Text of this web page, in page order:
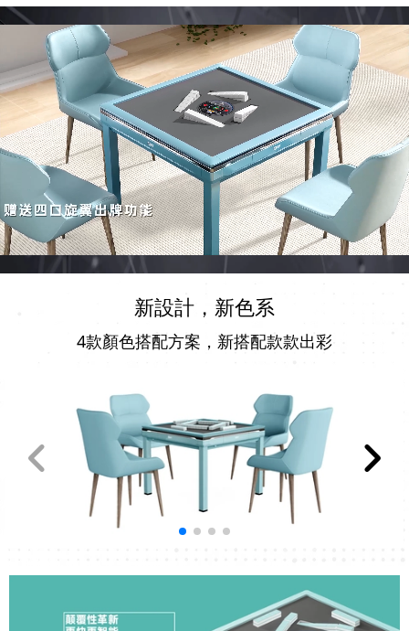
新設計，新色系
4款顏色搭配方案，新搭配款款出彩